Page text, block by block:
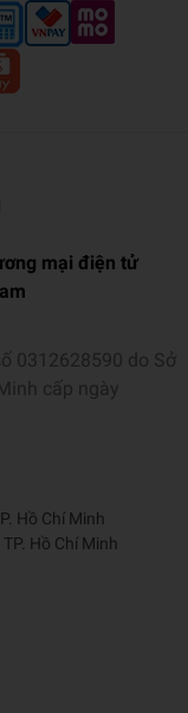
mại điện tử
0312628590 do Sở
cấp ngày
Hồ Chí Minh
Hồ Chí Minh